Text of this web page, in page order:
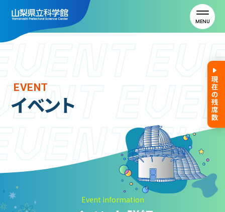
MENU
利用案内
EVENT
イベント
Event information